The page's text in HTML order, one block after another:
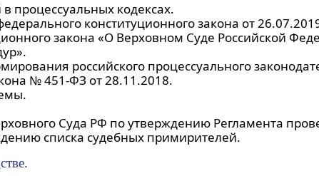
процессуальных кодексах.
конституционного закона от
закона «О Верховном Суде Российской
российского процессуального
№ 451-ФЗ от 28.11.2018.
Суда РФ по утверждению Регламента
списка судебных примирителей.